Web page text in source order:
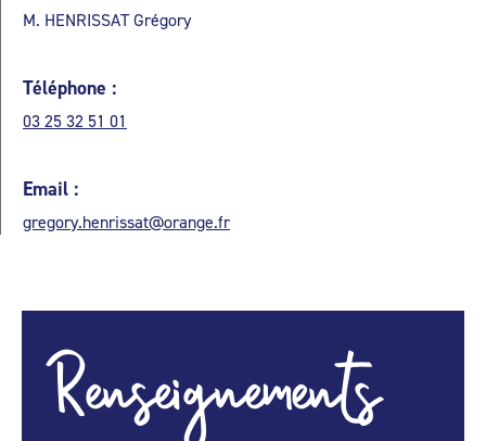
M. HENRISSAT Grégory
Téléphone :
03 25 32 51 01
Email :
gregory.henrissat@orange.fr
Renseignements